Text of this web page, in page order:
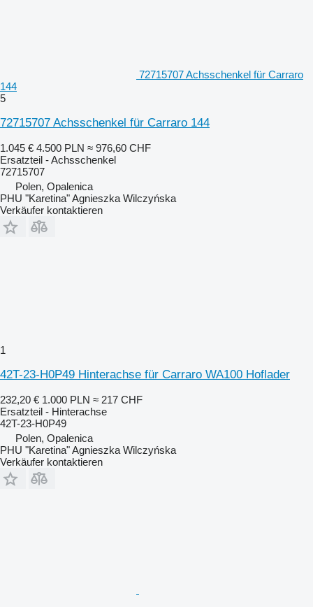
72715707 Achsschenkel für Carraro
144
5
72715707 Achsschenkel für Carraro 144
1.045 € 4.500 PLN ≈ 976,60 CHF
Ersatzteil - Achsschenkel
72715707
Polen, Opalenica
PHU "Karetina" Agnieszka Wilczyńska
Verkäufer kontaktieren
1
42T-23-H0P49 Hinterachse für Carraro WA100 Hoflader
232,20 € 1.000 PLN ≈ 217 CHF
Ersatzteil - Hinterachse
42T-23-H0P49
Polen, Opalenica
PHU "Karetina" Agnieszka Wilczyńska
Verkäufer kontaktieren